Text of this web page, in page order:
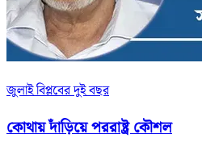
জুলাই বিপ্লবের দুই বছর
কোথায় দাঁড়িয়ে পররাষ্ট্র কৌশল